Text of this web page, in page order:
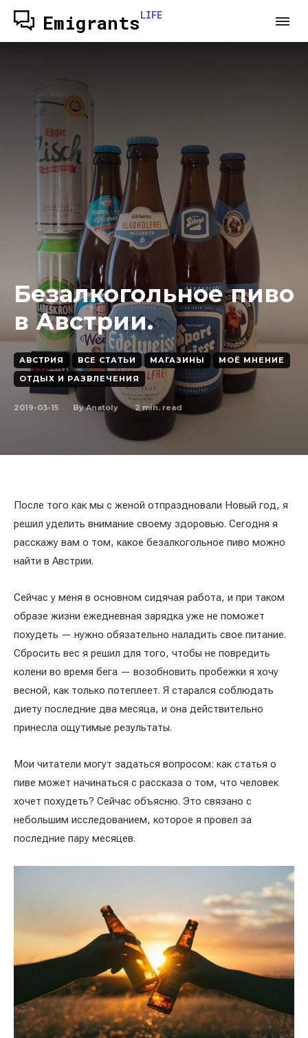
EmigrantsLIFE
Безалкогольное пиво
в Австрии.
АВСТРИЯ ВСЕ СТАТЬИ МАГАЗИНЫ
МОЁ МНЕНИЕ
ОТДЫХ И РАЗВЛЕЧЕНИЯ
2019-03-15 By Anatoly 2 min. read
После того как мы с женой отпраздновали Новый год, я
решил уделить внимание своему здоровью. Сегодня я
расскажу вам о том, какое безалкогольное пиво можно
найти в Австрии.
Сейчас у меня в основном сидячая работа, и при таком
образе жизни ежедневная зарядка уже не поможет
похудеть — нужно обязательно наладить свое питание.
Сбросить вес я решил для того, чтобы не повредить
колени во время бега — возобновить пробежки я хочу
весной, как только потеплеет. Я старался соблюдать
диету последние два месяца, и она действительно
принесла ощутимые результаты.
Мои читатели могут задаться вопросом: как статья о
пиве может начинаться с рассказа о том, что человек
хочет похудеть? Сейчас объясню. Это связано с
небольшим исследованием, которое я провел за
последние пару месяцев.